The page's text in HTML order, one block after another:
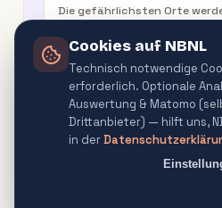
Die gefährlichsten Orte
In der Route warnen
Routenplaner & Navigator
Gefahrenquellen.
Cookies auf NBNL
Technisch notwendige
erforderlich. Optionale
Auswertung & Matomo
Drittanbieter) — hilft uns,
in der